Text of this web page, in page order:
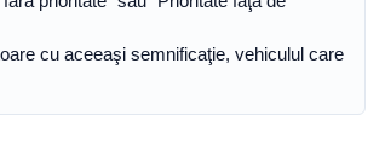
cu aceeaşi semnificaţie, vehiculul care